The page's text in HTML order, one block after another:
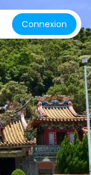
Connexion